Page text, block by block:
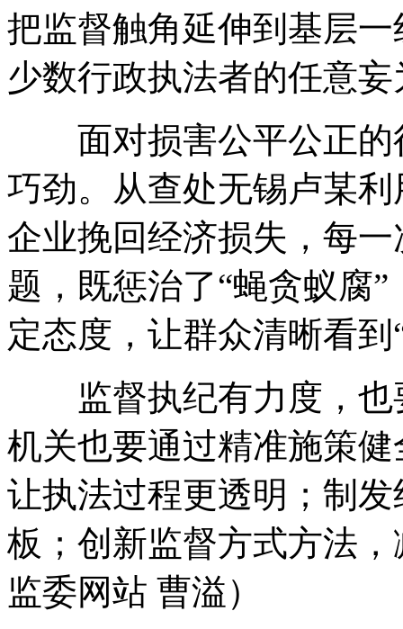
把监督触角延伸到基层
少数行政执法者的任意
面对损害公平公正的
巧劲。从查处无锡卢某
企业挽回经济损失，每
题，既惩治了“蝇贪蚁腐
定态度，让群众清晰看
监督执纪有力度，也
机关也要通过精准施策
让执法过程更透明；制
板；创新监督方式方法
监委网站 曹溢）